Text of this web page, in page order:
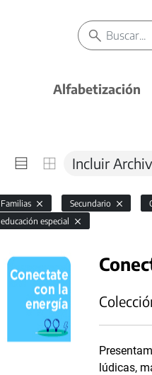
Alfabetización
Incluir
Familias Secundario
educación especial
lúdicas,